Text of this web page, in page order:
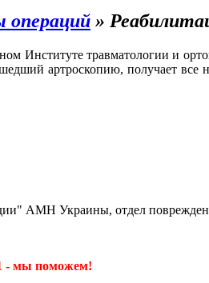
операций »
Институте травматологии и
артроскопию, получает все
АМН Украины, отдел
- мы поможем!